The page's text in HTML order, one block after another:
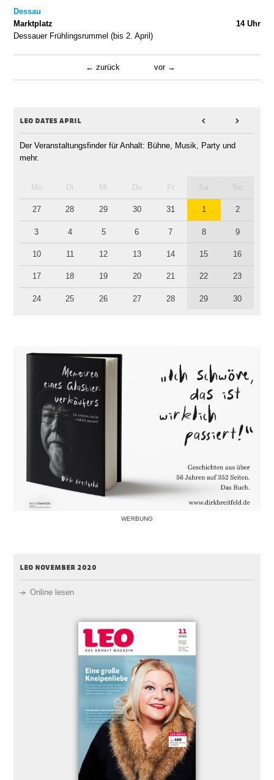
Dessau
14 Uhr
Marktplatz
Dessauer Frühlingsrummel (bis 2. April)
zurück vor
leo dates april < >
Der Veranstaltungsfinder für Anhalt: Bühne, Musik, Party und
mehr.
Mo Di Mi Do Fr
27 28 29 30 31 1 2
3 4 5 6 7 8 9
10 11 12 13 14 15 16
17 18 19 20 21 22 23
24 25 26 27 28 29 30
WERBUNG
leo november 2020
Online lesen